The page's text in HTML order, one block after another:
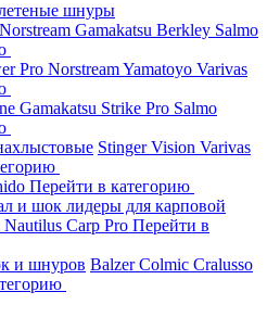
шнуры
Norstream Gamakatsu Berkley Salmo
Pro NorstreamYamatoyo Varivas
Gamakatsu Strike Pro Salmo
StingerVision Varivas
Перейти в категорию
и шок лидеры для карповой
Nautilus Carp Pro Перейти в
и шнуров BalzerColmic Cralusso